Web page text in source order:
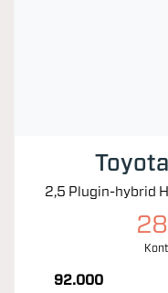
2,5 Plugin-hybrid
92.000